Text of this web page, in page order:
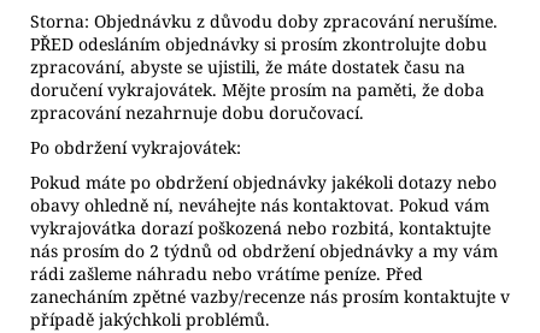
Storna: Objednávku z důvodu doby zpracování nerušíme.
PŘED odesláním objednávky si prosím zkontrolujte dobu
zpracování, abyste se ujistili, že máte dostatek času na
doručení vykrajovátek. Mějte prosím na paměti, že doba
zpracování nezahrnuje dobu doručovací.
Po obdržení vykrajovátek:
Pokud máte po obdržení objednávky jakékoli dotazy nebo
obavy ohledně ní, neváhejte nás kontaktovat. Pokud vám
vykrajovátka dorazí poškozená nebo rozbitá, kontaktujte
nás prosím do 2 týdnů od obdržení objednávky a my vám
rádi zašleme náhradu nebo vrátíme peníze. Před
zanecháním zpětné vazby/recenze nás prosím kontaktujte v
případě jakýchkoli problémů.